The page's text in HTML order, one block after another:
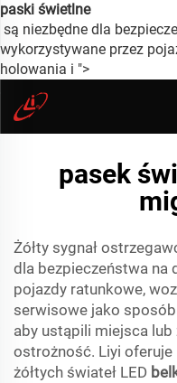
paski świetlne
są niezbędne dla
wykorzystywane przez
holowania i ">
pasek
Żółty sygnał
dla bezpieczeństwa na
pojazdy ratunkowe,
serwisowe jako
aby ustąpili miejsca
ostrożność. Liyi
żółtych świateł LED